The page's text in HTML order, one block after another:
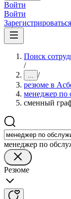
Войти
Войти
Зарегистрироваться
Поиск
/
... /
резюме в
менеджер по
сменный
менеджер по
Резюме